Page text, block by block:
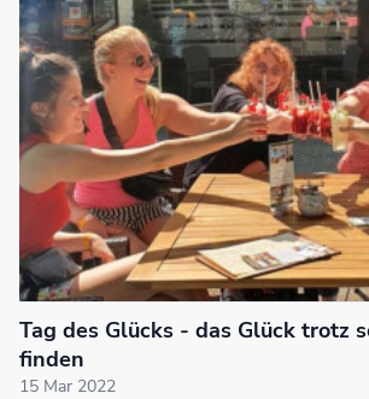
Tag des Glücks - das Glück trotz
finden
15 Mar 2022